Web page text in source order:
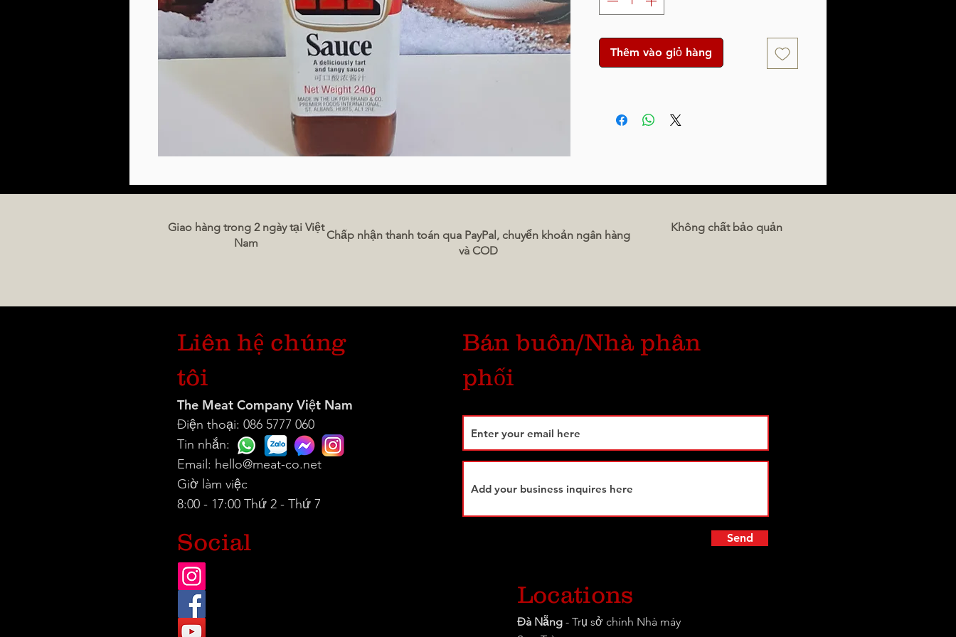
Thêm vào giỏ hàng
Giao hàng trong 2 ngày tại Việt
Nam
Chấp nhận thanh toán qua PayPal, chuyển khoản ngân hàng
và COD
Không chất bảo quản
Liên hệ chúng
tôi
The Meat Company Việt Nam
Điện thoại: 086 5777 060
Tin nhắn:
Email: hello@meat-co.net
Giờ làm việc
8:00 - 17:00 Thứ 2 - Thứ 7
Social
Bán buôn/Nhà phân
phối
Send
Locations
Đà Nẵng - Trụ sở chính Nhà máy